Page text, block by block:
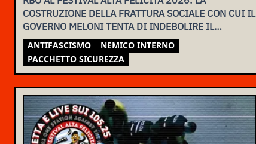
COSTRUZIONE DELLA FRATTURA SOCIALE CON CUI IL
GOVERNO MELONI TENTA DI INDEBOLIRE IL
MOVIMENTO
ANTIFASCISMO
NEMICO INTERNO
PACCHETTO SICUREZZA